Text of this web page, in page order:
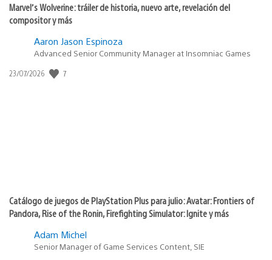
Marvel’s Wolverine: tráiler de historia, nuevo arte, revelación del
compositor y más
Aaron Jason Espinoza
Advanced Senior Community Manager at Insomniac Games
Fecha
23/07/2026 7
Catálogo de juegos de PlayStation Plus para julio: Avatar: Frontiers of
Pandora, Rise of the Ronin, Firefighting Simulator: Ignite y más
Adam Michel
Senior Manager of Game Services Content, SIE